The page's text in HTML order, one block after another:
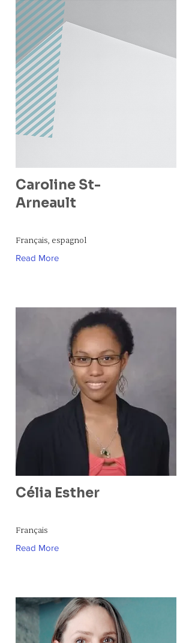
Caroline St-
Arneault
Français, espagnol
Read More
Célia Esther
Français
Read More